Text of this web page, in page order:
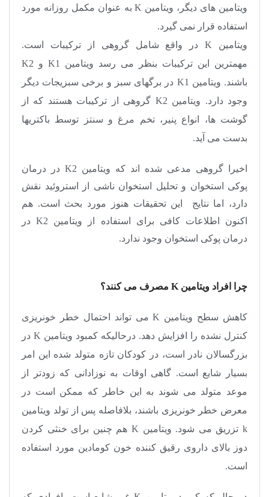
ویتامین های دیگر، ویتامین Kبه عنوان مکمل روزانه مورد
استفاده قرار نمی گیرد.
ویتامین Kدر واقع شامل گروهی از ترکیبات است.
مهمترین این ترکیبات بنظر می رسد ویتامین
K1 و K2
باشند. ویتامین K1 در برگهای سبز و برخی سبزیجات دیگر
وجود دارد. ویتامین K2 گروهی از ترکیبات هستند که از
گوشت ها، انواع پنیر، تخم مرغ‌ و سنتز توسط باکتریها
بدست می آید.
اخیرا گروهی مدعی شده اند که ویتامین K2 در درمان
پوکی استخوان و تحلیل استخوان ناشی از استروئید نقش
دارد، اما نتایج این تحقیقات هنوز مورد بحث است. هم
اکنون اطلاعات کافی برای استفاده از ویتامین K2در
درمان پوکی استخوان وجود ندارد.
چرا افراد ویتامین K مصرف می کنند؟
کاهش سطح ویتامین Kمی تواند احتمال خطر خونریزی
کنترل نشده را افزایش دهد. درحالیکه کمبود ویتامین K در
بزرگسالان نادر است، در کودکان تازه متولد شده این امر
بسیار شایع است. گاهی اوقات به نوزادانی که زودتر از
موعد متولد می ‌شوند به این خاطر که ممکن است در
معرض خطر خونریزی باشند، بلافاصله پس از تولد ویتامین
k تزریق می ‌شود. ویتامین K هم چنین برای خنثی کردن
دوز بالای داروی رقیق کننده خون کومادین مورد استفاده
است.